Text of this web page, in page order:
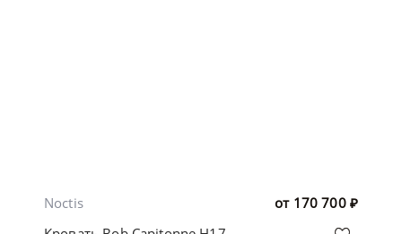
от 170 700 ₽
Noctis